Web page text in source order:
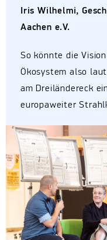
Iris Wilhelmi,
Aachen e.V.
So könnte die
Ökosystem also
am Dreiländereck
europaweiter